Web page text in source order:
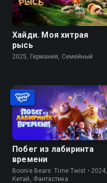
Хайди. Моя хитрая
рысь
2025, Германия, Семейный
Побег из лабиринта
времени
Boonie Bears: Time Twist • 2024,
Китай, Фантастика